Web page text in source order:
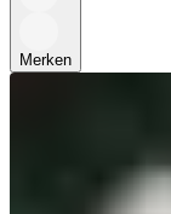
Merken